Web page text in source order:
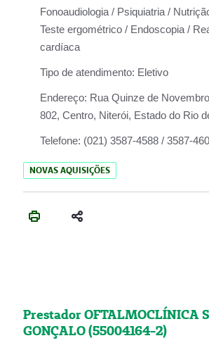
Fonoaudiologia / Psiquiatria /
Teste ergométrico / Endoscopia /
cardíaca
Tipo de atendimento: Eletivo
Endereço: Rua Quinze de
802, Centro, Niterói, Estado do Rio
Telefone: (021) 3587-4588 / 3587-
NOVAS AQUISIÇÕES
Prestador OFTALMOCLÍNICA
GONÇALO (55004164-2)